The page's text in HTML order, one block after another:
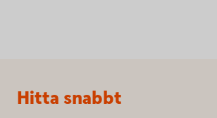
Sidfot
Hitta snabbt